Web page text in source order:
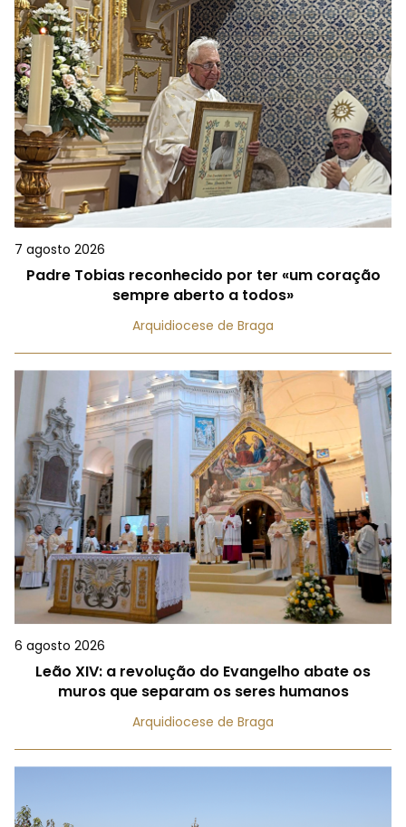
7 agosto 2026
Padre Tobias reconhecido por ter «um coração
sempre aberto a todos»
Arquidiocese de Braga
6 agosto 2026
Leão XIV: a revolução do Evangelho abate os
muros que separam os seres humanos
Arquidiocese de Braga